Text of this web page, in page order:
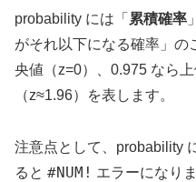
probability には「 累積確率
がそれ以下になる確率」の
央値（z=0）、0.975 なら
（z≈1.96）を表します。
注意点として、probability
ると #NUM! エラーになり